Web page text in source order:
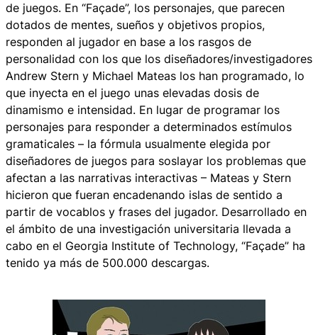
de juegos. En “Façade”, los personajes, que parecen
dotados de mentes, sueños y objetivos propios,
responden al jugador en base a los rasgos de
personalidad con los que los diseñadores/investigadores
Andrew Stern y Michael Mateas los han programado, lo
que inyecta en el juego unas elevadas dosis de
dinamismo e intensidad. En lugar de programar los
personajes para responder a determinados estímulos
gramaticales – la fórmula usualmente elegida por
diseñadores de juegos para soslayar los problemas que
afectan a las narrativas interactivas – Mateas y Stern
hicieron que fueran encadenando islas de sentido a
partir de vocablos y frases del jugador. Desarrollado en
el ámbito de una investigación universitaria llevada a
cabo en el Georgia Institute of Technology, “Façade” ha
tenido ya más de 500.000 descargas.